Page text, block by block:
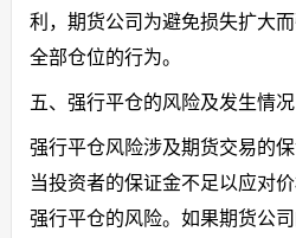
利，期货公司为避免损失扩大
全部仓位的行为。
五、强行平仓的风险及发生情况
强行平仓风险涉及期货交易的
当投资者的保证金不足以应对
强行平仓的风险。如果期货公